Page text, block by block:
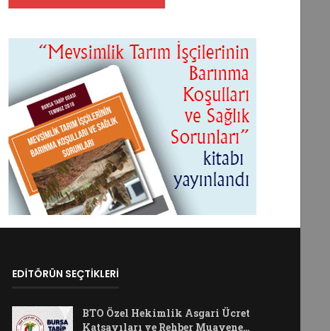
EDİTÖRÜN SEÇTİKLERİ
BTO Özel Hekimlik Asgari Ücret
Katsayıları ve Rehber Muayene…